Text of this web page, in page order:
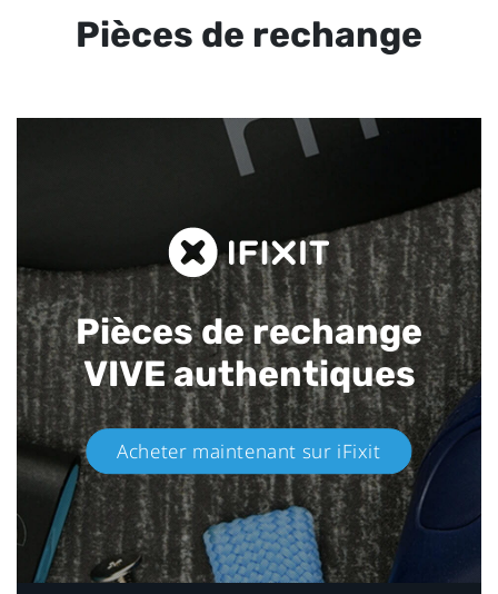
Pièces de rechange
Pièces de rechange
VIVE authentiques​
Acheter maintenant sur iFixit​